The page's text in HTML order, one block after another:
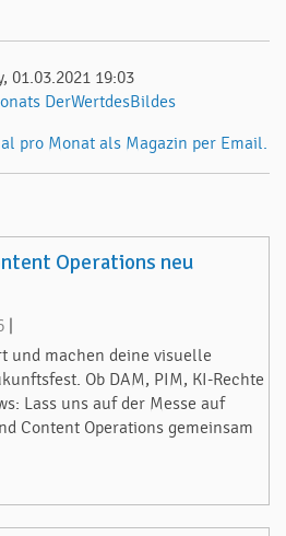
01.03.2021 19:03
DerWertdesBildes
pro Monat als Magazin per Email.
Operations neu
und machen deine visuelle
Ob DAM, PIM, KI-Rechte
Lass uns auf der Messe auf
Content Operations gemeinsam